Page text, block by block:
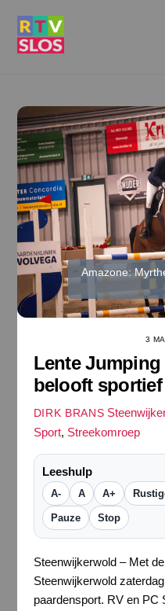
Amazone:
3
Lente
belooft
DIRK BRANS
Sport, Streekomroep
Leeshulp
A- A A+
Pauze Stop
Steenwijkerwold – Met
Steenwijkerwold
paardensport. RV en PC